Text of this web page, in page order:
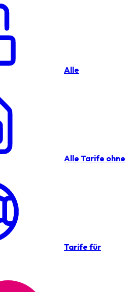
Alle
Alle Tarife ohne
Tarife für